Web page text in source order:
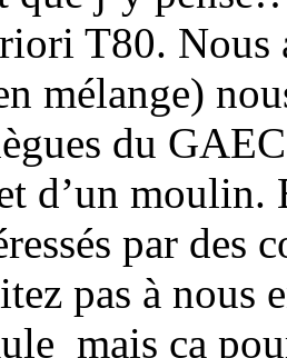
T80. Nous
mélange)
du
d’un moulin.
par des
pas à
mais ça